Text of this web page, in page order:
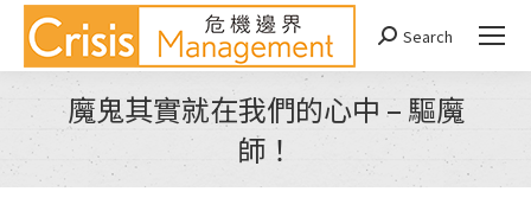
Search:
Search
魔鬼其實就在我們的心中 – 驅魔
師！
You are here: